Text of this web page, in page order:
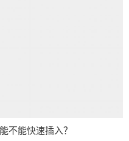
不能快速插入？